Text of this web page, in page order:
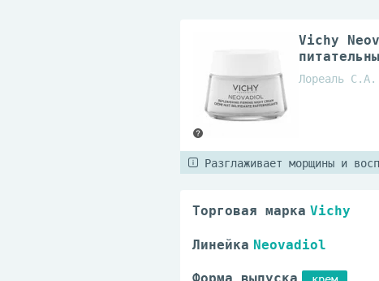
Vichy
Лореаль С.А.
Разглаживает морщины и
Торговая марка Vichy
Линейка Neovadiol